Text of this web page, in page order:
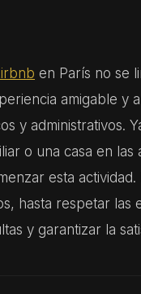
en París no se
amigable y
y administrativos.
o una casa en
esta
hasta respetar
y garantizar la